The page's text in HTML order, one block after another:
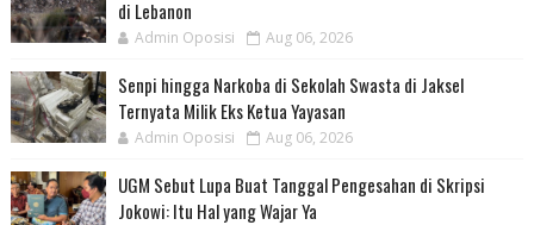
di Lebanon
Admin Oposisi Aug 06, 2026
Senpi hingga Narkoba di Sekolah Swasta di Jaksel
Ternyata Milik Eks Ketua Yayasan
Admin Oposisi Aug 06, 2026
UGM Sebut Lupa Buat Tanggal Pengesahan di Skripsi
Jokowi: Itu Hal yang Wajar Ya